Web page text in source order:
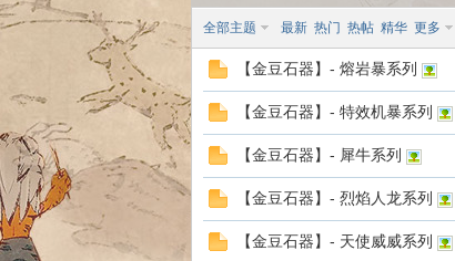
sc
全部主题 最新 热门 热帖 精华 更多
【金豆石器】- 熔岩暴系列
【金豆石器】- 特效机暴系列
【金豆石器】- 犀牛系列
【金豆石器】- 烈焰人龙系列
【金豆石器】- 天使威威系列